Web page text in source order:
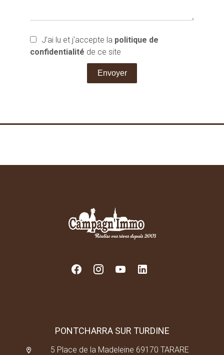
J’ai lu et j'accepte la politique de
confidentialité de ce site
Envoyer
PONTCHARRA SUR TURDINE
5 Place de la Madeleine 69170 TARARE